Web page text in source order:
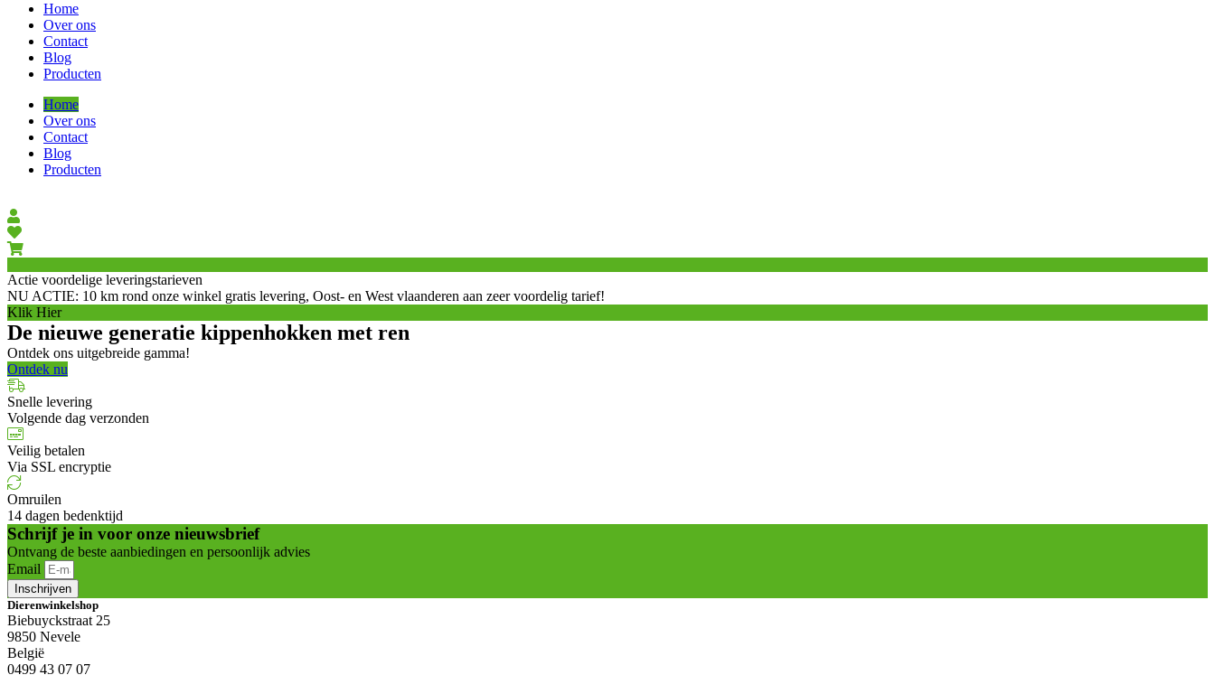
Home
Over ons
Contact
Blog
Producten
Home
Over ons
Contact
Blog
Producten
Actie voordelige leveringstarieven
NU ACTIE: 10 km rond onze winkel gratis levering, Oost- en West vlaanderen aan zeer voordelig tarief!
Klik Hier
De nieuwe generatie kippenhokken met ren
Ontdek ons uitgebreide gamma!
Ontdek nu
Snelle levering
Volgende dag verzonden
Veilig betalen
Via SSL encryptie
Omruilen
14 dagen bedenktijd
Schrijf je in voor onze nieuwsbrief
Ontvang de beste aanbiedingen en persoonlijk advies
Email
Inschrijven
Dierenwinkelshop
Biebuyckstraat 25
9850 Nevele
België
0499 43 07 07